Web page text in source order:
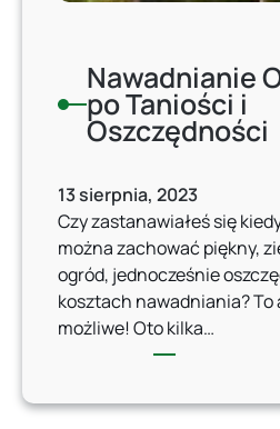
Nawadnianie
po Taniości i
Oszczędności
13 sierpnia, 2023
Czy zastanawiałeś się
można zachować piękny,
ogród, jednocześnie
kosztach nawadniania?
możliwe! Oto kilka…